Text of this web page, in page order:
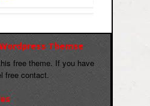
Themse
free theme. If you have
free contact.